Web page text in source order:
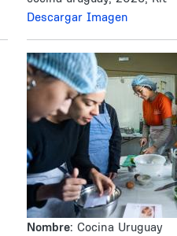
Descargar Imagen
Nombre: Cocina Uruguay